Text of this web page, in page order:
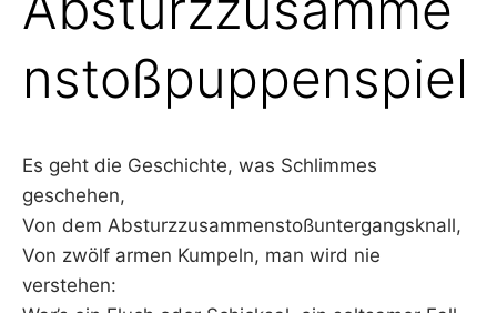
–
F
I
L
K
nstoßpuppenspiel
Es geht die Geschichte, was Schlimmes
geschehen,
Von dem Absturzzusammenstoßuntergangsknall,
Von zwölf armen Kumpeln, man wird nie
verstehen: